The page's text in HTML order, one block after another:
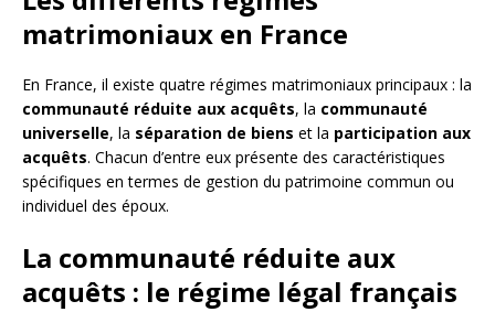
matrimoniaux en France
En France, il existe quatre régimes matrimoniaux principaux : la
communauté réduite aux acquêts, la communauté
universelle, la séparation de biens et la participation aux
acquêts. Chacun d’entre eux présente des caractéristiques
spécifiques en termes de gestion du patrimoine commun ou
individuel des époux.
La communauté réduite aux
acquêts : le régime légal français